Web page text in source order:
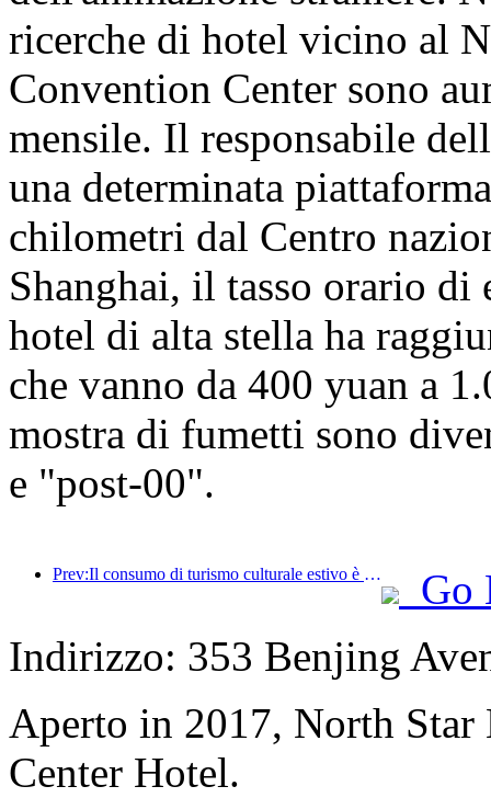
ricerche di hotel vicino al
Convention Center sono
mensile. Il responsabile
una determinata
chilometri dal Centro
Shanghai, il tasso orario di
hotel di alta stella ha
che vanno da 400 yuan a
mostra di fumetti sono
e "post-00".
Prev:Il consumo di turismo culturale estivo è aumentato di oltre il 20% su base mensile, con Pechino, Shanghai, Chengdu, Xi'an e Guangzhou in testa alle destinazioni popolari
Go
Indirizzo: 353 Benjing
Aperto in 2017, North
Center Hotel.